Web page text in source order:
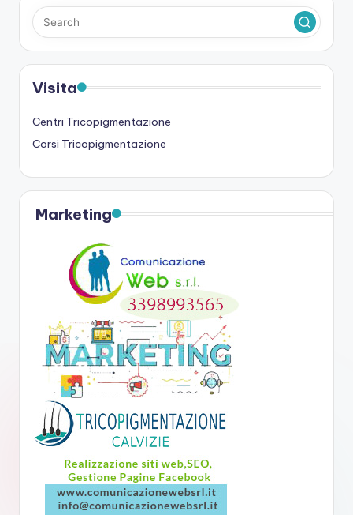
Visita
Centri Tricopigmentazione
Corsi Tricopigmentazione
Marketing